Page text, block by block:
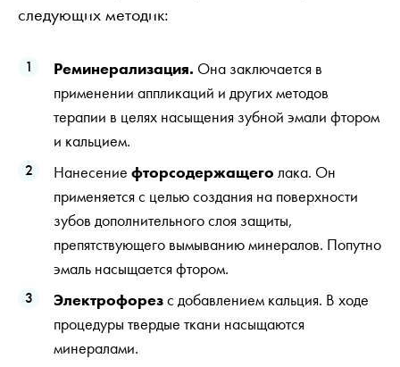
следующих методик:
Реминерализация. Она заключается в
применении аппликаций и других методов
терапии в целях насыщения зубной эмали фтором
и кальцием.
Нанесение фторсодержащего лака. Он
применяется с целью создания на поверхности
зубов дополнительного слоя защиты,
препятствующего вымыванию минералов. Попутно
эмаль насыщается фтором.
Электрофорезс добавлением кальция. В ходе
процедуры твердые ткани насыщаются
минералами.